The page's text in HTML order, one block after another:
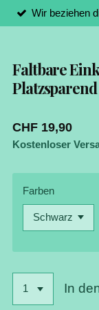
Wir beziehen
Faltbare
Platzsparend
CHF 19,90
Kostenloser
Farben
In